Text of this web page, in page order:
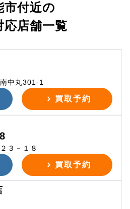
市付近の
応店舗一覧
中丸301-1
買取予約
３－１８
買取予約